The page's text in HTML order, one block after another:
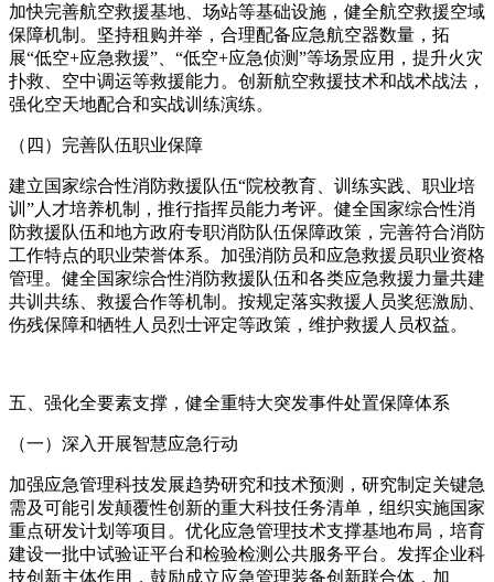
加快完善航空救援基地、场站等基础设施，健全航空救援空域
保障机制。坚持租购并举，合理配备应急航空器数量，拓
展“低空+应急救援”、“低空+应急侦测”等场景应用，提升火灾
扑救、空中调运等救援能力。创新航空救援技术和战术战法，
强化空天地配合和实战训练演练。
（四）完善队伍职业保障
建立国家综合性消防救援队伍“院校教育、训练实践、职业培
训”人才培养机制，推行指挥员能力考评。健全国家综合性消
防救援队伍和地方政府专职消防队伍保障政策，完善符合消防
工作特点的职业荣誉体系。加强消防员和应急救援员职业资格
管理。健全国家综合性消防救援队伍和各类应急救援力量共建
共训共练、救援合作等机制。按规定落实救援人员奖惩激励、
伤残保障和牺牲人员烈士评定等政策，维护救援人员权益。
五、强化全要素支撑，健全重特大突发事件处置保障体系
（一）深入开展智慧应急行动
加强应急管理科技发展趋势研究和技术预测，研究制定关键急
需及可能引发颠覆性创新的重大科技任务清单，组织实施国家
重点研发计划等项目。优化应急管理技术支撑基地布局，培育
建设一批中试验证平台和检验检测公共服务平台。发挥企业科
技创新主体作用，鼓励成立应急管理装备创新联合体，加